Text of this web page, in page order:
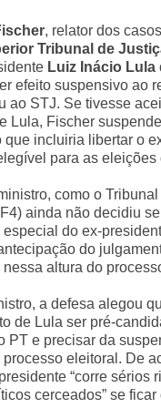
, relator dos
Tribunal de
Luiz Inácio Lula
efeito suspensivo ao
ao STJ. Se tivesse
Lula, Fischer
que incluiria libertar o
para as eleições
como o
ainda não decidiu
especial do ex-
do
altura do
a defesa alegou
de Lula ser pré-
PT e precisar da
eleitoral. De
“corre sérios
cerceados” se ficar